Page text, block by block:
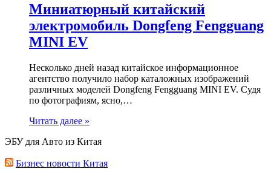
Миниатюрный китайский
электромобиль Dongfeng Fengguang
MINI EV
Несколько дней назад китайское информационное
агентство получило набор каталожных изображений
различных моделей Dongfeng Fengguang MINI EV. Судя
по фотографиям, ясно,…
Читать далее »
ЭБУ для Авто из Китая
Бизнес новости Китая